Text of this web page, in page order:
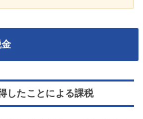
したことによる課税